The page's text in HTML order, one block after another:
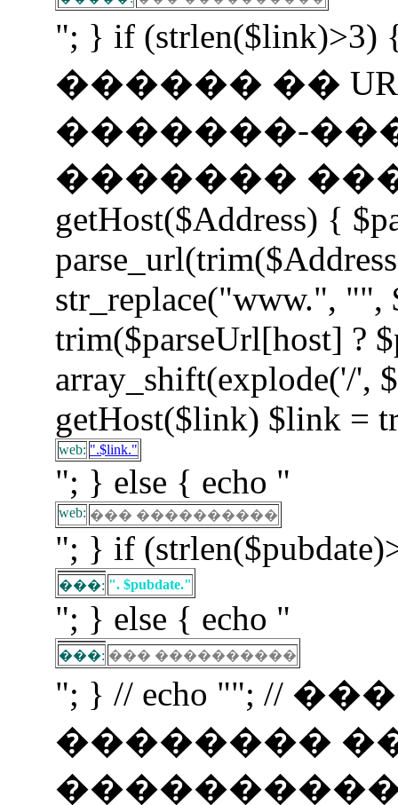
"; } if
������ ��
�������-
�������
getHost($Address) {
str_replace("www.", "",
trim($parseUrl[host] ?
array_shift(explode('/',
getHost($link) $link =
web: ".$link."
"; } else { echo "
web: ��� ����������
"; } if
���: ". $pubdate."
"; } else { echo "
���: ��� ����������
"; } // echo ""; //
��������
�����������! if